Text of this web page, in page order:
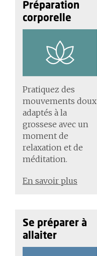
Préparation
corporelle
Pratiquez des
mouvements doux
adaptés à la
grossese avec un
moment de
relaxation et de
méditation.
En savoir plus
Se préparer à
allaiter